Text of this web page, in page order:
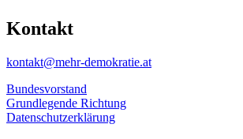
Kontakt
kontakt@mehr-demokratie.at
Bundesvorstand
Grundlegende Richtung
Datenschutzerklärung